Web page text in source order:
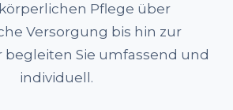
Pflege über
Versorgung bis hin zur
begleiten Sie umfassend und
individuell.